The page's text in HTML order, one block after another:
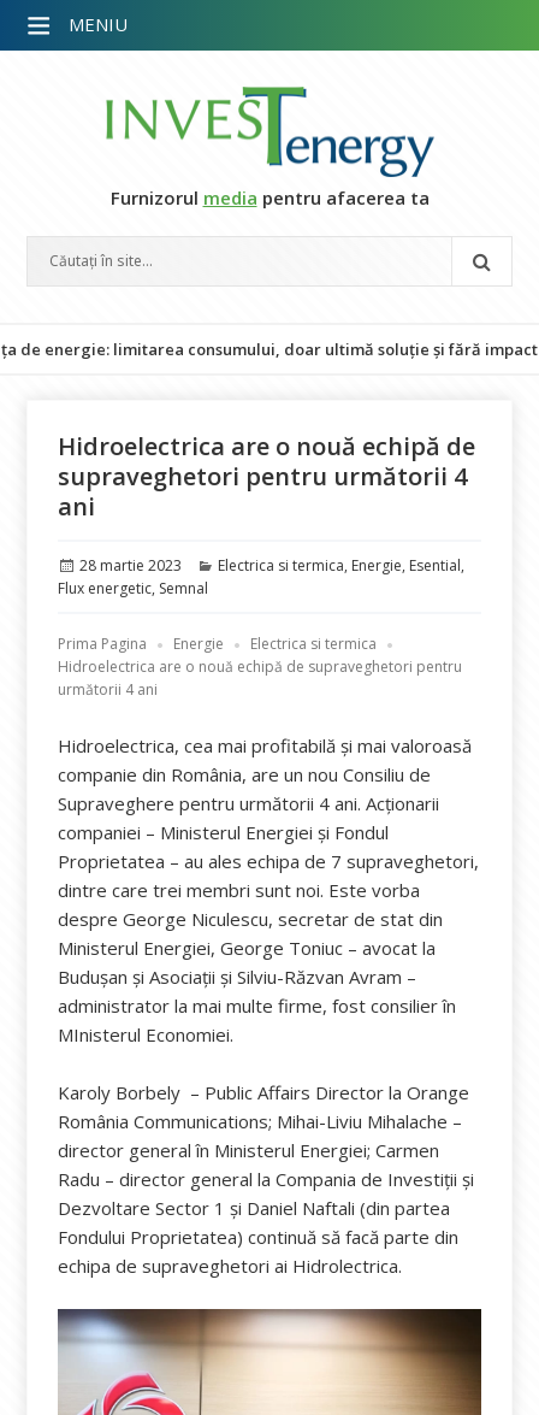
Furnizorul media pentru afacerea ta
limitarea consumului, doar ultimă soluție și fără impact
Hidroelectrica are o nouă echipă de
supraveghetori pentru următorii 4
ani
Publicat
pe
28 martie 2023 Categorii
Electrica si termica, Energie, Esential,
Flux energetic, Semnal
Prima Pagina Energie
Electrica si termica
Hidroelectrica are o nouă echipă de supraveghetori pentru
următorii 4 ani
Hidroelectrica, cea mai profitabilă și mai valoroasă
companie din România, are un nou Consiliu de
Supraveghere pentru următorii 4 ani. Acționarii
companiei – Ministerul Energiei și Fondul
Proprietatea – au ales echipa de 7 supraveghetori,
dintre care trei membri sunt noi. Este vorba
despre George Niculescu, secretar de stat din
Ministerul Energiei, George Toniuc – avocat la
Budușan și Asociații și Silviu-Răzvan Avram –
administrator la mai multe firme, fost consilier în
MInisterul Economiei.
Karoly Borbely – Public Affairs Director la Orange
România Communications; Mihai-Liviu Mihalache –
director general în Ministerul Energiei; Carmen
Radu – director general la Compania de Investiții și
Dezvoltare Sector 1 și Daniel Naftali (din partea
Fondului Proprietatea) continuă să facă parte din
echipa de supraveghetori ai Hidrolectrica.
MENIU